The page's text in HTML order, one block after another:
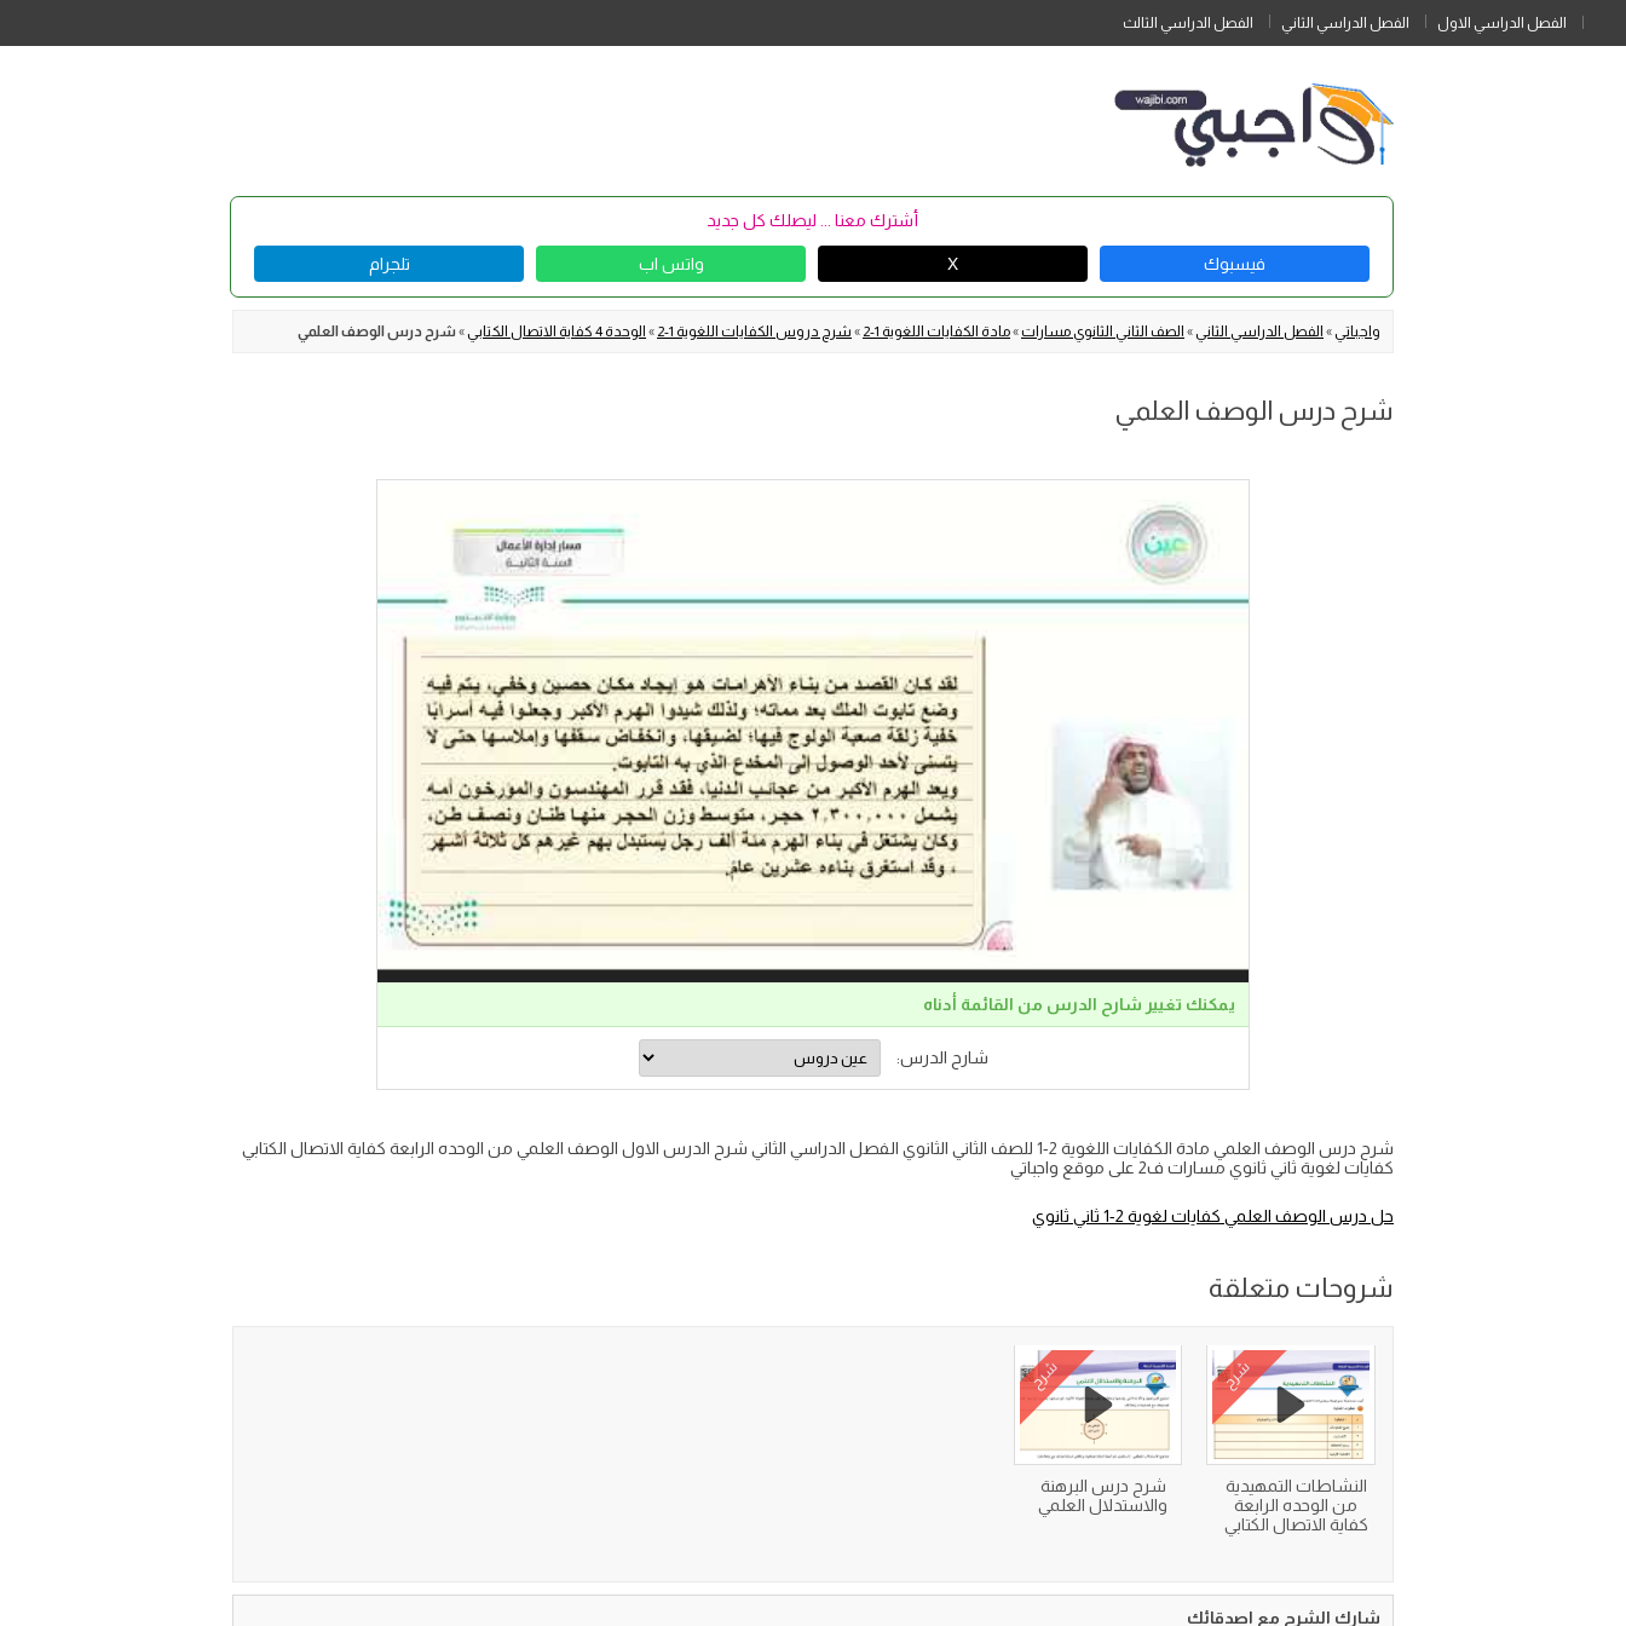
الفصل الدراسي الاول الفصل الدراسي الثاني الفصل الدراسي الثالث
أشترك معنا ... ليصلك كل جديد
فيسبوك X واتس اب تلجرام
واجباتي » الفصل الدراسي الثاني » الصف الثاني الثانوي مسارات»مادة الكفايات اللغوية 1-2 » شرح دروس الكفايات اللغوية 1-2 » الوحدة 4 كفاية الاتصال الكتابي »شرح درس الوصف العلمي
شرح درس الوصف العلمي
يمكنك تغيير شارح الدرس من القائمة أدناه
شارح الدرس:
شرح درس الوصف العلمي مادة الكفايات اللغوية 2-1 للصف الثاني الثانوي الفصل الدراسي الثاني شرح الدرس الاول الوصف العلمي من الوحده الرابعة كفاية الاتصال الكتابي
كفايات لغوية ثاني ثانوي مسارات ف2 على موقع واجباتي
حل درس الوصف العلمي كفايات لغوية 2-1 ثاني ثانوي
شروحات متعلقة
شرح
النشاطات التمهيدية
من الوحده الرابعة
كفاية الاتصال الكتابي
شرح
شرح درس البرهنة
والاستدلال العلمي
شارك الشرح مع اصدقائك